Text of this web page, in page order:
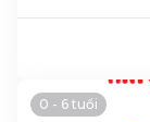
0 - 6 tuổi